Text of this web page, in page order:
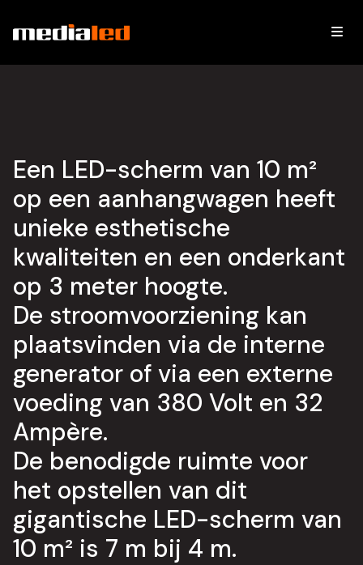
T10
LED-SCHERM
AANHANGWAGEN
Een LED-scherm van 10 m²
op een aanhangwagen heeft
unieke esthetische
kwaliteiten en een onderkant
op 3 meter hoogte.
De stroomvoorziening kan
plaatsvinden via de interne
generator of via een externe
voeding van 380 Volt en 32
Ampère.
De benodigde ruimte voor
het opstellen van dit
gigantische LED-scherm van
10 m² is 7 m bij 4 m.